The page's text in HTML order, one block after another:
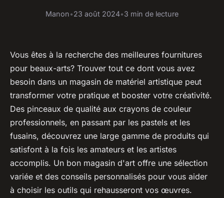
Manon•23 août 2024•3 min de lecture
Vous êtes à la recherche des meilleures fournitures
pour beaux-arts? Trouver tout ce dont vous avez
besoin dans un magasin de matériel artistique peut
transformer votre pratique et booster votre créativité.
Des pinceaux de qualité aux crayons de couleur
professionnels, en passant par les pastels et les
fusains, découvrez une large gamme de produits qui
satisfont à la fois les amateurs et les artistes
accomplis. Un bon magasin d'art offre une sélection
variée et des conseils personnalisés pour vous aider
à choisir les outils qui rehausseront vos œuvres.